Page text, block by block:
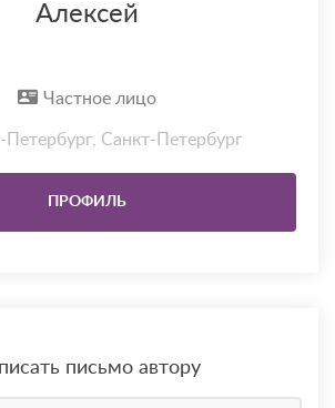
Алексей
Частное лицо
Петербург, Санкт-Петербург
ПРОФИЛЬ
письмо автору